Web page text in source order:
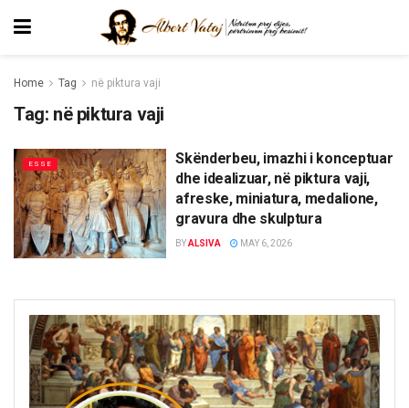
Home Tag në piktura vaji
Tag: në piktura vaji
ESSE
Skënderbeu, imazhi i konceptuar
dhe idealizuar, në piktura vaji,
afreske, miniatura, medalione,
gravura dhe skulptura
BYALSIVA MAY 6, 2026